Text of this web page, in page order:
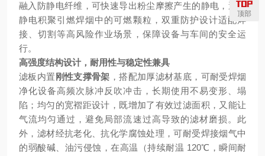
融入防静电纤维，可快速导出粉尘摩擦产生的静电，避免
静电积聚引燃焊烟中的可燃颗粒，双重防护设计适配焊
接、切割等高风险作业场景，保障设备与车间的安全运
行。
高强度结构设计，耐用性与稳定性兼具
滤板内置 刚性支撑骨架 ，搭配加厚滤材基底，可耐受焊烟
净化设备高频次脉冲反吹冲击，长期使用不易变形、塌
陷；均匀的宽褶距设计，既增加了有效过滤面积，又能让
气流均匀通过，避免局部流速过高导致的滤材磨损。此
外，滤材经抗老化、抗化学腐蚀处理，可耐受焊接烟气中
的弱酸碱、油污侵蚀，在高温（持续耐温 120℃，瞬间耐
顶部